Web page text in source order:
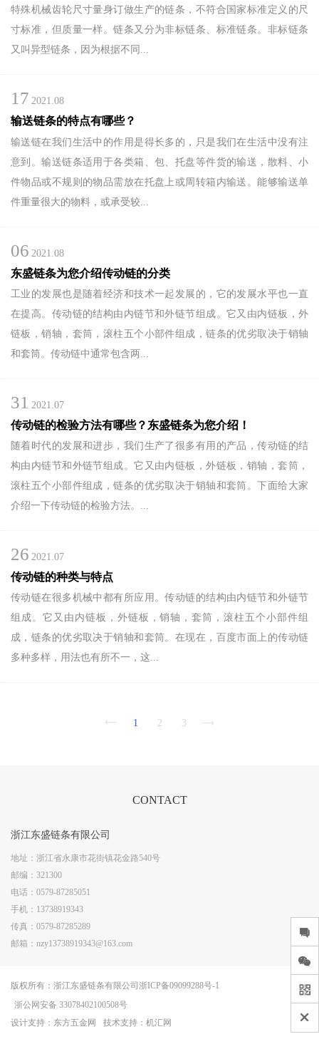
特殊机械齿轮尺寸量身订做生产的链条，不符合国家标准定义的尺
寸标准，但质量一样。链条又分为非标链条、标准链条。非标链条
又叫异型链条，因为根据不同...
17 2021.08
输送链条的特点有哪些？
输送链在我们生活中的作用是得长多的，只是我们在生活中没有注
意到。输送链条适用于各类箱、包、托盘等件货的输送，散料、小
件物品或不规则的物品需放在托盘上或周转箱内输送。能够输送单
件重量很大的物料，或承受较...
06 2021.08
东盛链条为您介绍传动链的分类
工业的发展也是随着经济和技术一起发展的，它的发展水平也一直
在提高。传动链的结构由内链节和外链节组成。它又由内链板，外
链板，销轴，套筒，滚柱五个小部件组成，链条的优劣取决于销轴
和套筒。传动链中通常包含两...
31 2021.07
传动链的检验方法有哪些？东盛链条为您介绍！
随着时代的发展和进步，我们生产了很多有用的产品，传动链的结
构由内链节和外链节组成。它又由内链板，外链板，销轴，套筒，
滚柱五个小部件组成，链条的优劣取决于销轴和套筒。下面给大家
介绍一下传动链的检验方法。...
26 2021.07
传动链的种类与特点
传动链在很多机械中都有所应用。传动链的结构由内链节和外链节
组成。它又由内链板，外链板，销轴，套筒，滚柱五个小部件组
成，链条的优劣取决于销轴和套筒。在现在，百度市面上的传动链
多种多样，用法也有所不一，这...
1 2 3
迎
登
CONTACT
浙江东盛链条有限公司
地址： 浙江省永康市花街镇花金路540号
邮编： 321300
电话： 0579-87285051
手机： 13738919343
传真： 0579-87285289
邮箱： nzy13738919343@163.com
版权所有： 浙江东盛链条有限公司 浙ICP备09099288号-1
浙公网安备 33078402100508号
设计支持： 东方五金网 技术支持：机汇网